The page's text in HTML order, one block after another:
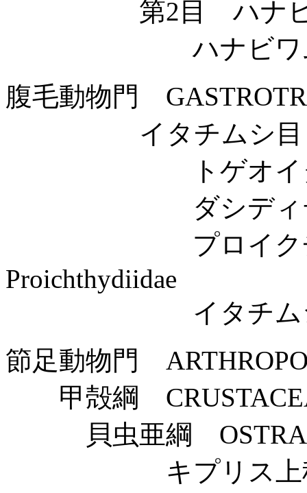
第2目 ハナビワ
ハナビワムシ
腹毛動物門
イタチムシ目
トゲオイタチム
ダシディテス
プロイクチデ
Proichthydiidae
イタチムシ科
節足動物門
甲殻綱
貝虫亜綱
キプリス上科